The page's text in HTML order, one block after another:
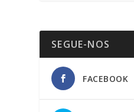
SEGUE-NOS
FACEBOOK